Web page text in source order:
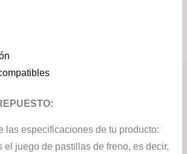
las especificaciones de tu producto:
el juego de pastillas de freno, es decir,